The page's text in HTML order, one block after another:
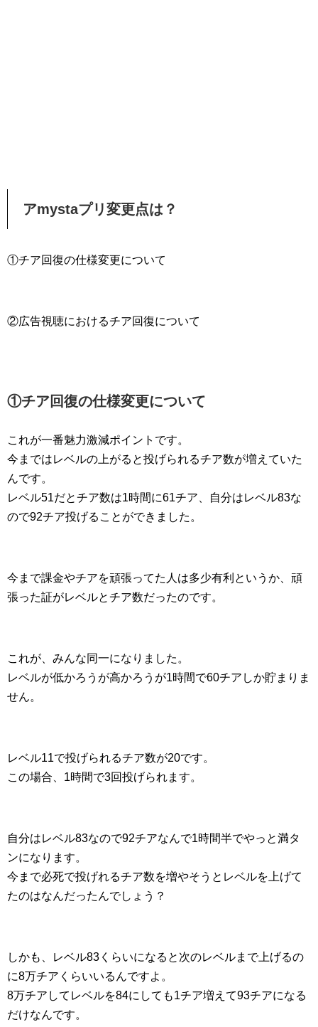
アmystaプリ変更点は？
①チア回復の仕様変更について
②広告視聴におけるチア回復について
①チア回復の仕様変更について
これが一番魅力激減ポイントです。
今まではレベルの上がると投げられるチア数が増えていた
んです。
レベル51だとチア数は1時間に61チア、自分はレベル83な
ので92チア投げることができました。
今まで課金やチアを頑張ってた人は多少有利というか、頑
張った証がレベルとチア数だったのです。
これが、みんな同一になりました。
レベルが低かろうが高かろうが1時間で60チアしか貯まりま
せん。
レベル11で投げられるチア数が20です。
この場合、1時間で3回投げられます。
自分はレベル83なので92チアなんで1時間半でやっと満タ
ンになります。
今まで必死で投げれるチア数を増やそうとレベルを上げて
たのはなんだったんでしょう？
しかも、レベル83くらいになると次のレベルまで上げるの
に8万チアくらいいるんですよ。
8万チアしてレベルを84にしても1チア増えて93チアになる
だけなんです。